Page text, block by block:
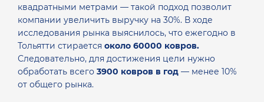
квадратными метрами — такой подход позволит
компании увеличить выручку на 30%. В ходе
исследования рынка выяснилось, что ежегодно в
Тольятти стирается около 60000 ковров.
Следовательно, для достижения цели нужно
обработать всего 3900 ковров в год — менее 10%
от общего рынка.